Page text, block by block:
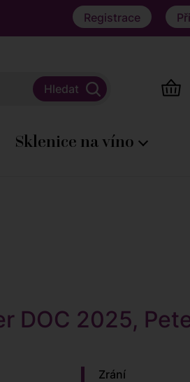
Registrace
Sklenice na víno
DOC 2025,
Zrání